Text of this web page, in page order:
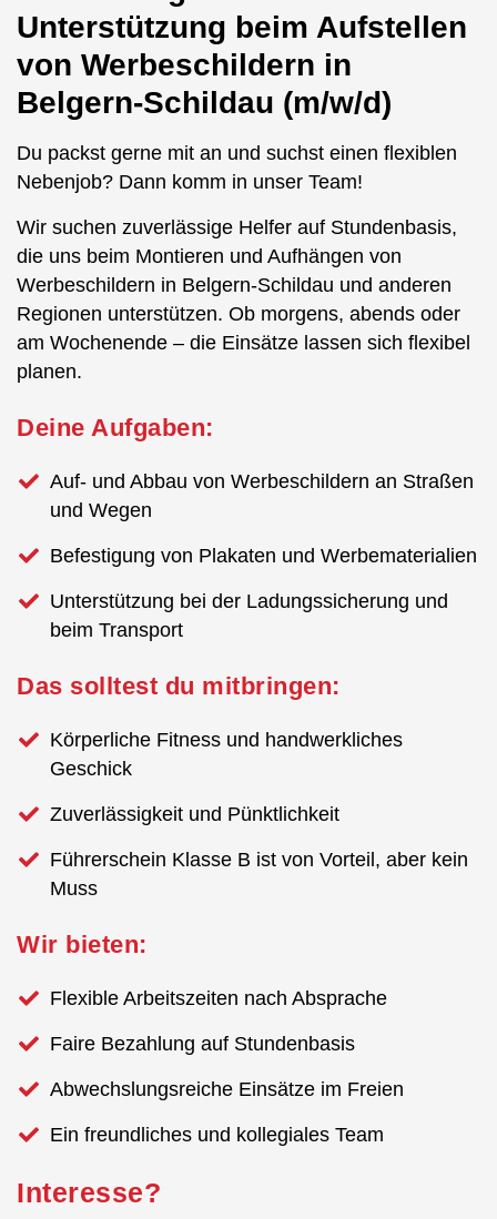
Unterstützung beim Aufstellen
von Werbeschildern in
Belgern-Schildau (m/w/d)
Du packst gerne mit an und suchst einen flexiblen
Nebenjob? Dann komm in unser Team!
Wir suchen zuverlässige Helfer auf Stundenbasis,
die uns beim Montieren und Aufhängen von
Werbeschildern in Belgern-Schildau und anderen
Regionen unterstützen. Ob morgens, abends oder
am Wochenende – die Einsätze lassen sich flexibel
planen.
Deine Aufgaben:
Auf- und Abbau von Werbeschildern an Straßen
und Wegen
Befestigung von Plakaten und Werbematerialien
Unterstützung bei der Ladungssicherung und
beim Transport
Das solltest du mitbringen:
Körperliche Fitness und handwerkliches
Geschick
Zuverlässigkeit und Pünktlichkeit
Führerschein Klasse B ist von Vorteil, aber kein
Muss
Wir bieten:
Flexible Arbeitszeiten nach Absprache
Faire Bezahlung auf Stundenbasis
Abwechslungsreiche Einsätze im Freien
Ein freundliches und kollegiales Team
Interesse?